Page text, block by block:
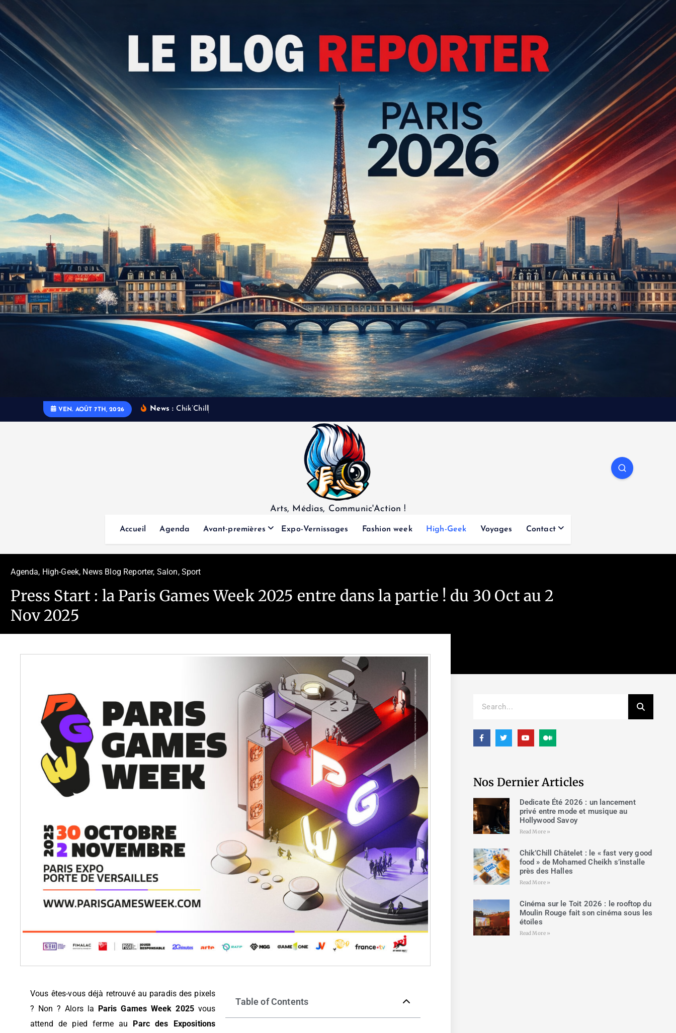
VEN. AOÛT 7TH, 2026 News : Chik’Chill
Arts, Médias, Communic'Action !
Accueil Agenda Avant-premières Expo-Vernissages Fashion week High-Geek Voyages Contact
Agenda, High-Geek, News Blog Reporter, Salon, Sport
Press Start : la Paris Games Week 2025 entre dans la partie ! du 30 Oct au 2
Nov 2025
Vous êtes-vous déjà retrouvé au paradis des pixels
? Non ? Alors la Paris Games Week 2025 vous
attend de pied ferme au Parc des Expositions
Table of Contents
Nos Dernier Articles
Dedicate Été 2026 : un lancement
privé entre mode et musique au
Hollywood Savoy
Read More »
Chik’Chill Châtelet : le « fast very good
food » de Mohamed Cheikh s’installe
près des Halles
Read More »
Cinéma sur le Toit 2026 : le rooftop du
Moulin Rouge fait son cinéma sous les
étoiles
Read More »